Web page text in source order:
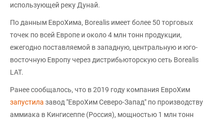
использующей реку Дунай.
По данным ЕвроХима, Borealis имеет более 50 торговых
точек по всей Европе и около 4 млн тонн продукции,
ежегодно поставляемой в западную, центральную и юго-
восточную Европу через дистрибьюторскую сеть Borealis
LAT.
Ранее сообщалось, что в 2019 году компания ЕвроХим
запустила завод "ЕвроХим Северо-Запад" по производству
аммиака в Кингисеппе (Россия), мощностью 1 млн тонн